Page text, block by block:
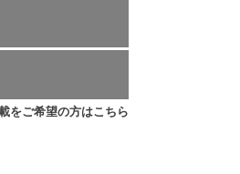
をご希望の方はこちら